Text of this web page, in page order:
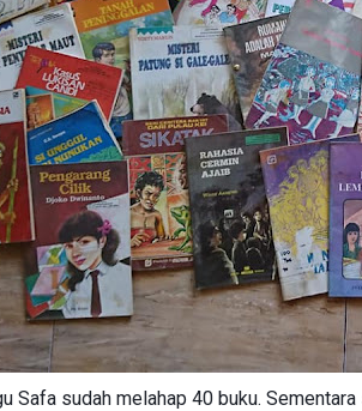
Safa sudah melahap 40 buku.